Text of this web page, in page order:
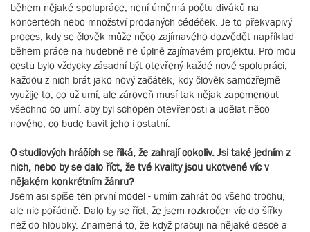
během nějaké spolupráce, není úměrná počtu diváků na
koncertech nebo množství prodaných cédéček. Je to překvapivý
proces, kdy se člověk může něco zajímavého dozvědět například
během práce na hudebně ne úplně zajímavém projektu. Pro mou
cestu bylo vždycky zásadní být otevřený každé nové spolupráci,
každou z nich brát jako nový začátek, kdy člověk samozřejmě
využije to, co už umí, ale zároveň musí tak nějak zapomenout
všechno co umí, aby byl schopen otevřenosti a udělat něco
nového, co bude bavit jeho i ostatní.
O studiových hráčích se říká, že zahrají cokoliv. Jsi také jedním z
nich, nebo by se dalo říct, že tvé kvality jsou ukotvené víc v
nějakém konkrétním žánru?
Jsem asi spíše ten první model - umím zahrát od všeho trochu,
ale nic pořádně. Dalo by se říct, že jsem rozkročen víc do šířky
než do hloubky. Znamená to, že když pracuji na nějaké desce a